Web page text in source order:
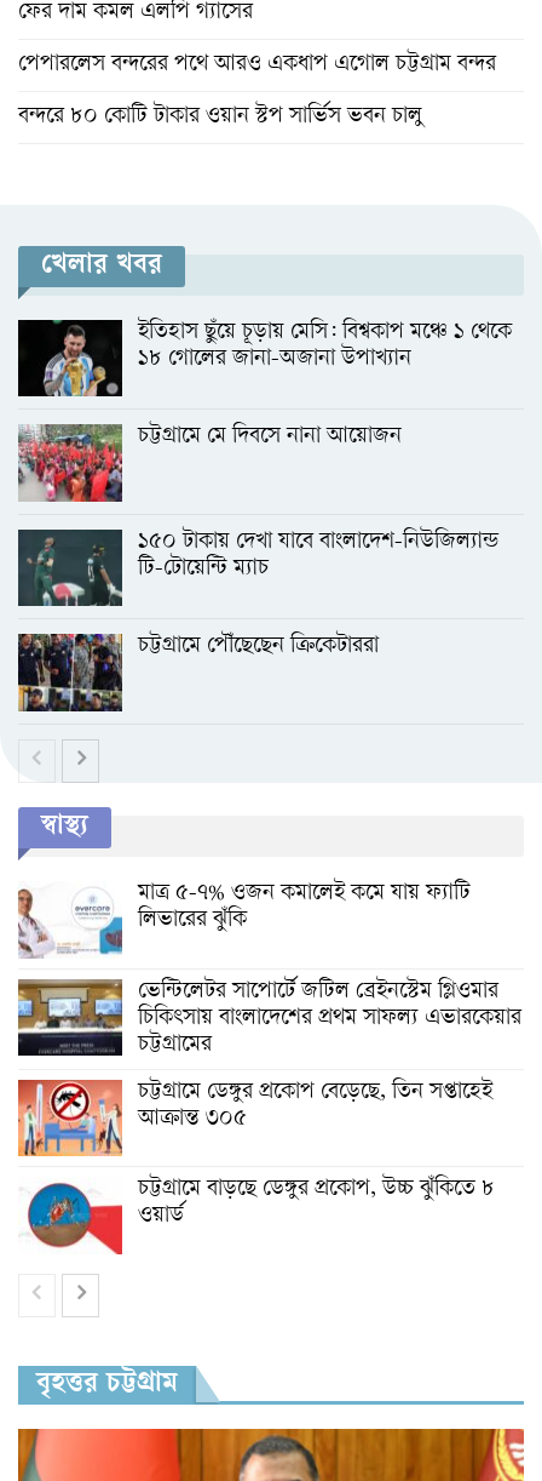
ফের দাম কমল এলপি গ্যাসের
পেপারলেস বন্দরের পথে আরও একধাপ এগোল চট্টগ্রাম বন্দর
বন্দরে ৮০ কোটি টাকার ওয়ান স্টপ সার্ভিস ভবন চালু
খেলার খবর
ইতিহাস ছুঁয়ে চূড়ায় মেসি: বিশ্বকাপ মঞ্চে ১ থেকে
১৮ গোলের জানা-অজানা উপাখ্যান
চট্টগ্রামে মে দিবসে নানা আয়োজন
১৫০ টাকায় দেখা যাবে বাংলাদেশ-নিউজিল্যান্ড
টি-টোয়েন্টি ম্যাচ
চট্টগ্রামে পৌঁছেছেন ক্রিকেটাররা
স্বাস্থ্য
মাত্র ৫-৭% ওজন কমালেই কমে যায় ফ্যাটি
লিভারের ঝুঁকি
ভেন্টিলেটর সাপোর্টে জটিল ব্রেইনস্টেম গ্লিওমার
চিকিৎসায় বাংলাদেশের প্রথম সাফল্য এভারকেয়ার
চট্টগ্রামের
চট্টগ্রামে ডেঙ্গুর প্রকোপ বেড়েছে, তিন সপ্তাহেই
আক্রান্ত ৩০৫
চট্টগ্রামে বাড়ছে ডেঙ্গুর প্রকোপ, উচ্চ ঝুঁকিতে ৮
ওয়ার্ড
বৃহত্তর চট্টগ্রাম